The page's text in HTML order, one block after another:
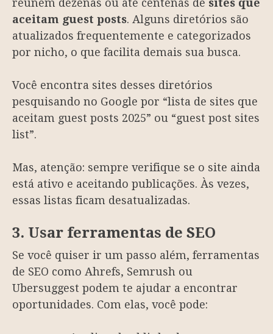
reúnem dezenas ou até centenas de sites que
aceitam guest posts. Alguns diretórios são
atualizados frequentemente e categorizados
por nicho, o que facilita demais sua busca.
Você encontra sites desses diretórios
pesquisando no Google por “lista de sites que
aceitam guest posts 2025” ou “guest post sites
list”.
Mas, atenção: sempre verifique se o site ainda
está ativo e aceitando publicações. Às vezes,
essas listas ficam desatualizadas.
3. Usar ferramentas de SEO
Se você quiser ir um passo além, ferramentas
de SEO como Ahrefs, Semrush ou
Ubersuggest podem te ajudar a encontrar
oportunidades. Com elas, você pode: